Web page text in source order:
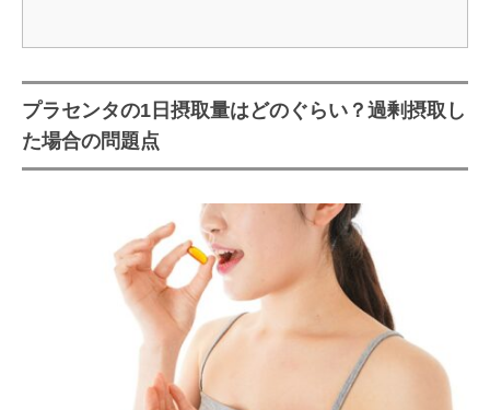
プラセンタの1日摂取量はどのぐらい？過剰摂取し
た場合の問題点